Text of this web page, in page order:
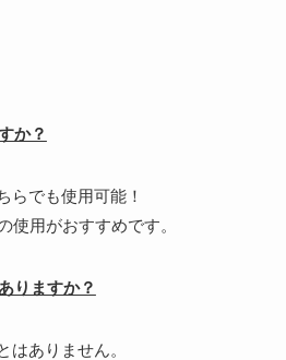
か？
らでも使用可能！
使用がおすすめです。
りますか？
はありません。